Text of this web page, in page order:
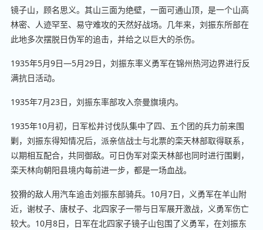
镜子山，顾名思义。其山三面为绝壁，一面可通山顶，是一个山高
林密、人迹罕至、易守难攻的天然好战场。几年来，刘振东所部在
此地多次摆脱日伪军的追击，并给之以巨大的杀伤。
1935年5月9日—5月29日，刘振东率义勇军在锦州热河边界进行反
满抗日活动。
1935年7月23日，刘振东率部攻入奈曼旗境内。
1935年10月初，日军松井讨伐队集中了四、五个团的兵力前来围
剿，刘振东得知情况后，派亲信战士与北票的栾天林部取得联系，
以期相互配合，共同御敌。可日伪军对栾天林部也同时进行围剿，
栾天林向朝阳县境内每前进一步，都是一场血战。
狡猾的敌人用汽车追击刘振东部骑兵。10月7日，义勇军在羊山附
近，谢杖子、唐杖子、北四家子一带与日军展开激战，义勇军伤亡
较大。10月8日，日军在北四家子镜子山包围了义勇军，在刘振东